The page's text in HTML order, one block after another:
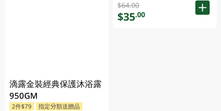
滴露金裝經典保護沐浴露
950GM
2件$79 指定分類送贈品
$64.00
$35.00